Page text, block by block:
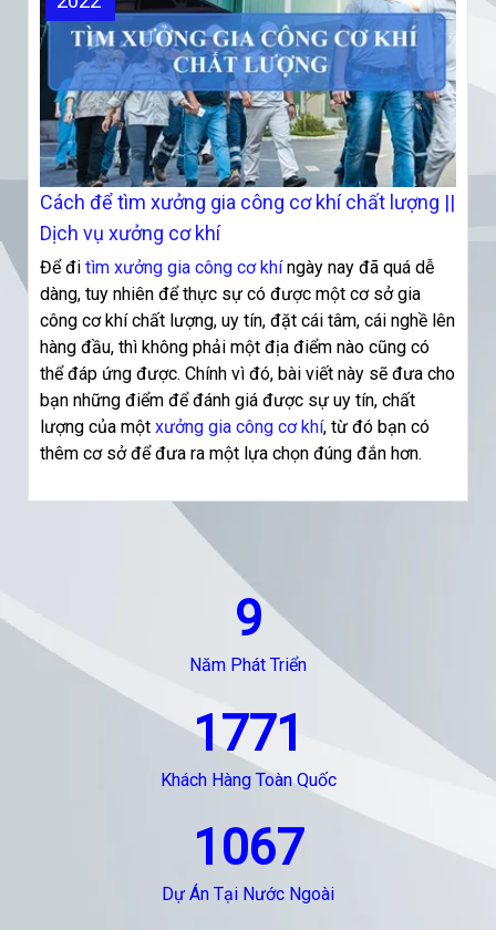
Cách để tìm xưởng gia công cơ khí chất lượng ||
Dịch vụ xưởng cơ khí
Để đi tìm xưởng gia công cơ khíngày nay đã quá dễ
dàng, tuy nhiên để thực sự có được một cơ sở gia
công cơ khí chất lượng, uy tín, đặt cái tâm, cái nghề lên
hàng đầu, thì không phải một địa điểm nào cũng có
thể đáp ứng được. Chính vì đó, bài viết này sẽ đưa cho
bạn những điểm để đánh giá được sự uy tín, chất
lượng của một xưởng gia công cơ khí, từ đó bạn có
thêm cơ sở để đưa ra một lựa chọn đúng đắn hơn.
9
Năm Phát Triển
1771
Khách Hàng Toàn Quốc
1067
Dự Án Tại Nước Ngoài